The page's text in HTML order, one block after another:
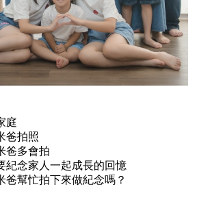
庭
爸拍照
爸多會拍
紀念家人一起成長的回憶
爸幫忙拍下來做紀念嗎？